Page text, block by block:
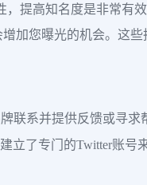
提高知名度是非常有
加您曝光的机会。这些
联系并提供反馈或寻
了专门的Twitter账